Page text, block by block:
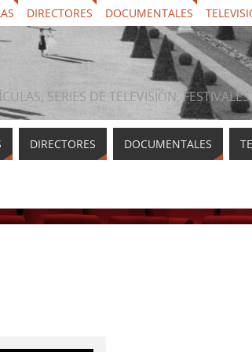
DIRECTORES DOCUMENTALES
SERIES DE TELEVISIÓN,
DIRECTORES DOCUMENTALES